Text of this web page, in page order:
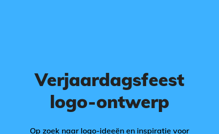
Verjaardagsfeest
logo-ontwerp
Op zoek naar logo-ideeën en inspiratie voor